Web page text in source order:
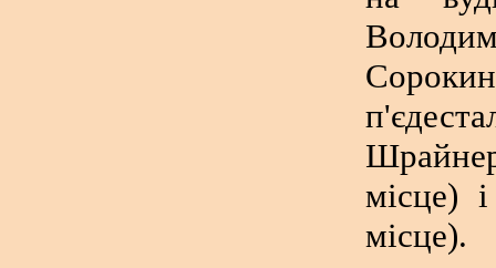
місце)
місце).